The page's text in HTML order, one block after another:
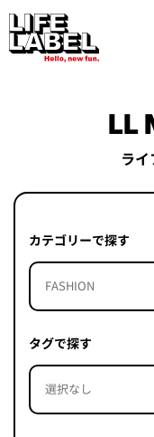
LL
ラ
カテゴリーで探す
タグで探す